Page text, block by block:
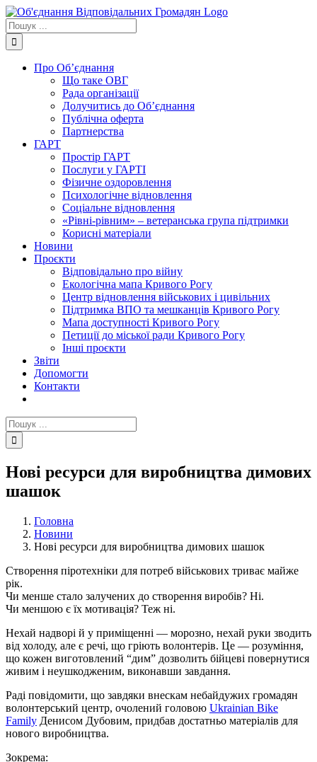
Skip
to
content
Пошук
...
Про Об’єднання
Що таке ОВГ
Рада організації
Долучитись до Об’єднання
Публічна оферта
Партнерства
ГАРТ
Простір ГАРТ
Послуги у ГАРТІ
Фізичне оздоровлення
Психологічне відновлення
Соціальне відновлення
«Рівні-рівним» – ветеранська група підтримки
Корисні матеріали
Новини
Проєкти
Відповідально про війну
Екологічна мапа Кривого Рогу
Центр відновлення військових і цивільних
Підтримка ВПО та мешканців Кривого Рогу
Мапа доступності Кривого Рогу
Петиції до міської ради Кривого Рогу
Інші проєкти
Звіти
Допомогти
Контакти
Пошук
...
Нові ресурси для виробництва димових
шашок
Головна
Новини
Нові ресурси для виробництва димових шашок
Створення піротехніки для потреб військових триває майже
рік.
Чи менше стало залучених до створення виробів? Ні.
Чи меншою є їх мотивація? Теж ні.
Нехай надворі й у приміщенні — морозно, нехай руки зводить
від холоду, але є речі, що гріють волонтерів. Це — розуміння,
що кожен виготовлений “дим” дозволить бійцеві повернутися
живим і неушкодженим, виконавши завдання.
Раді повідомити, що завдяки внескам небайдужих громадян
волонтерський центр, очолений головою Ukrainian Bike
Family Денисом Дубовим, придбав достатньо матеріалів для
нового виробництва.
Зокрема: